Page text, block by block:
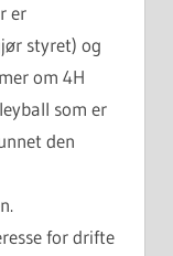
er
styret) og
om 4H
som er
den
for drifte